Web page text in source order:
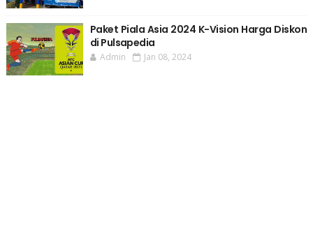
Paket Piala Asia 2024 K-Vision Harga Diskon
di Pulsapedia
Admin Jan 08, 2024